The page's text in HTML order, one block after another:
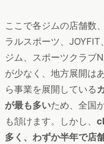
ここで各ジムの店舗数
ラルスポーツ、
ジム、スポーツクラブ
が少なく、地方展開は
ら事業を展開している
が最も多いため、全国
も頷けます。しかし、
多く、わずか半年で店